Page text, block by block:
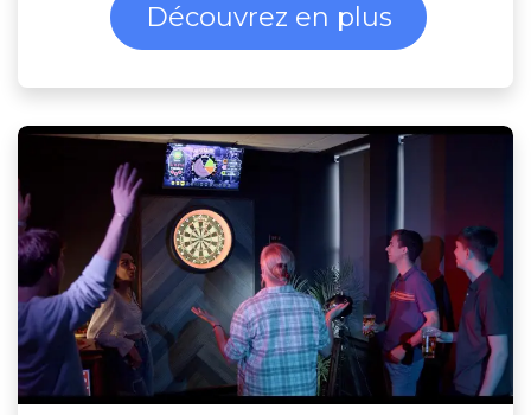
Découvrez en plus